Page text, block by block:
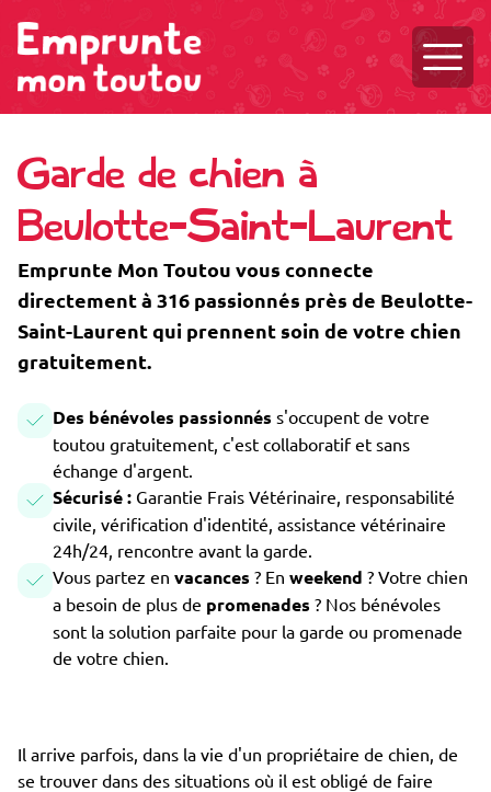
Garde de chien à
Beulotte-Saint-Laurent
Emprunte Mon Toutou vous connecte
directement à 316 passionnés près de Beulotte-
Saint-Laurent qui prennent soin de votre chien
gratuitement.
Des bénévoles passionnés s'occupent de votre
toutou gratuitement, c'est collaboratif et sans
échange d'argent.
Sécurisé : Garantie Frais Vétérinaire, responsabilité
civile, vérification d'identité, assistance vétérinaire
24h/24, rencontre avant la garde.
Vous partez en vacances ? En weekend ? Votre chien
a besoin de plus de promenades ? Nos bénévoles
sont la solution parfaite pour la garde ou promenade
de votre chien.
Il arrive parfois, dans la vie d'un propriétaire de chien, de
se trouver dans des situations où il est obligé de faire